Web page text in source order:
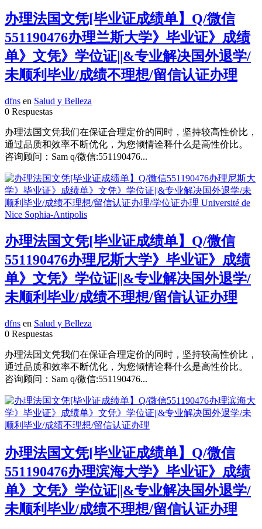
办理法国文凭[毕业证成绩单】Q/微信
551190476办理兰斯大学》毕业证》成绩
单》文凭》学位证||&专业解决国外退学/
未顺利毕业/成绩不理想/留信认证办理
dfns en Salud y Belleza
0 Respuestas
办理法国文凭我们在保证合理定价的同时，坚持较高性价比，
通过品质和效率不断优化，为您倾情诠释什么是高性价比。
咨询顾问：Sam q/微信:551190476...
办理法国文凭[毕业证成绩单】Q/微信
551190476办理尼斯大学》毕业证》成绩
单》文凭》学位证||&专业解决国外退学/
未顺利毕业/成绩不理想/留信认证办理
dfns en Salud y Belleza
0 Respuestas
办理法国文凭我们在保证合理定价的同时，坚持较高性价比，
通过品质和效率不断优化，为您倾情诠释什么是高性价比。
咨询顾问：Sam q/微信:551190476...
办理法国文凭[毕业证成绩单】Q/微信
551190476办理滨海大学》毕业证》成绩
单》文凭》学位证||&专业解决国外退学/
未顺利毕业/成绩不理想/留信认证办理